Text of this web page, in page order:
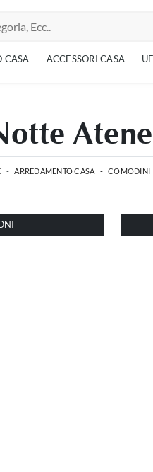
CASA ACCESSORI CASA
- ARREDAMENTO CASA - COMODINI